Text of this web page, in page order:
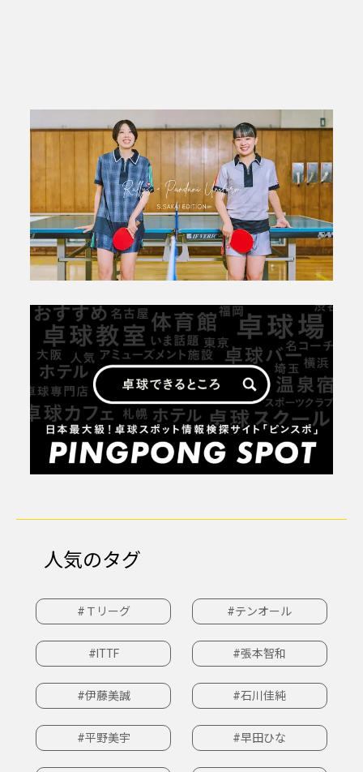
人気のタグ
#Ｔリーグ #テンオール
#ITTF #張本智和
#伊藤美誠 #石川佳純
#平野美宇 #早田ひな